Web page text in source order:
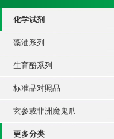
化学试剂
藻油系列
生育酚系列
标准品对照品
玄参或非洲魔鬼爪
更多分类